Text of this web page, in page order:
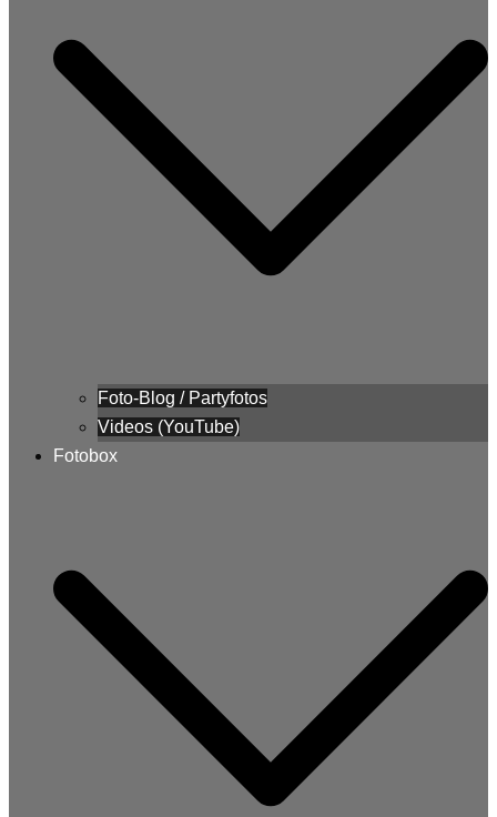
Foto-Blog / Partyfotos
Videos (YouTube)
Fotobox